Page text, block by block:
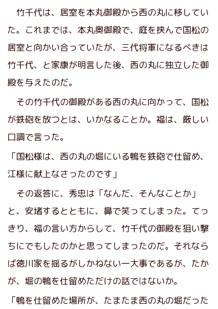
竹千代は、居室を本丸御殿から西の丸に移してい
た。これまでは、本丸奥御殿で、庭を挟んで国松の
居室と向かい合っていたが、三代将軍になるべきは
竹千代、と家康が明言した後、西の丸に独立した御
殿を与えたのだ。
その竹千代の御殿がある西の丸に向かって、国松
が鉄砲を放つとは、いかなることか。福は、厳しい
口調で言った。
「国松様は、西の丸の堀にいる鴨を鉄砲で仕留め、
江様に献上なさったのです」
その返答に、秀忠は「なんだ、そんなことか」
と、安堵するとともに、鼻で笑ってしまった。てっ
きり、福の言い方からして、竹千代の御殿を狙い撃
ちにでもしたのかと思ってしまったのだ。それなら
ば徳川家を揺るがしかねない一大事であるが、たか
が、堀の鴨を仕留めただけの話ではないか。
「鴨を仕留めた場所が、たまたま西の丸の堀だった